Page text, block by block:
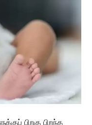
பிறகு பிறந்த